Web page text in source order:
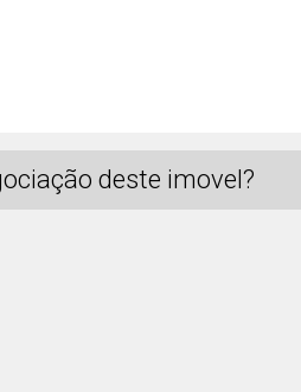
deste imovel?